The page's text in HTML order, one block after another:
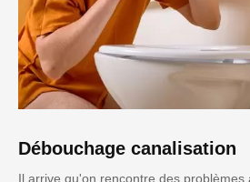
Débouchage canalisation
Il arrive qu'on rencontre des problèmes